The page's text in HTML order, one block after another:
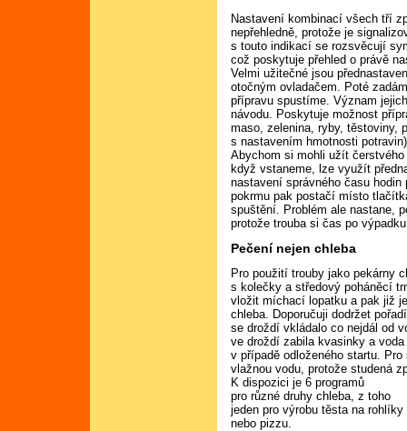
Nastavení kombinací všech tří
nepřehledně, protože je
s touto indikací se rozsvěcují
což poskytuje přehled o právě
Velmi užitečné jsou
otočným ovladačem. Poté
přípravu spustíme. Význam
návodu. Poskytuje možnost
maso, zelenina, ryby, těstoviny,
s nastavením hmotnosti
Abychom si mohli užít
když vstaneme, lze využít
nastavení správného času
pokrmu pak postačí místo
spuštění. Problém ale nastane,
protože trouba si čas po
Pečení nejen chleba
Pro použití trouby jako pekárny
s kolečky a středový poháněcí
vložit míchací lopatku a pak již
chleba. Doporučuji dodržet
se droždí vkládalo co nejdál od
ve droždí zabila kvasinky a
v případě odloženého startu.
vlažnou vodu, protože studená
K dispozici je 6 programů
pro různé druhy chleba, z toho
jeden pro výrobu těsta na rohlíky
nebo pizzu.